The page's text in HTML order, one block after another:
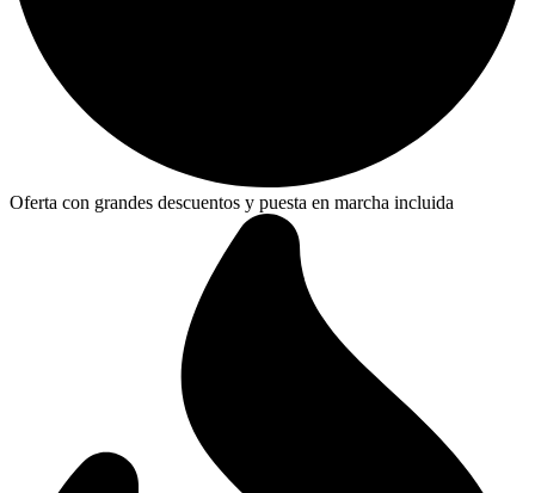
Oferta con grandes descuentos y puesta en marcha incluida